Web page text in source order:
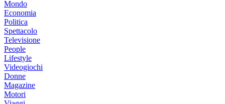
Mondo
Economia
Politica
Spettacolo
Televisione
People
Lifestyle
Videogiochi
Donne
Magazine
Motori